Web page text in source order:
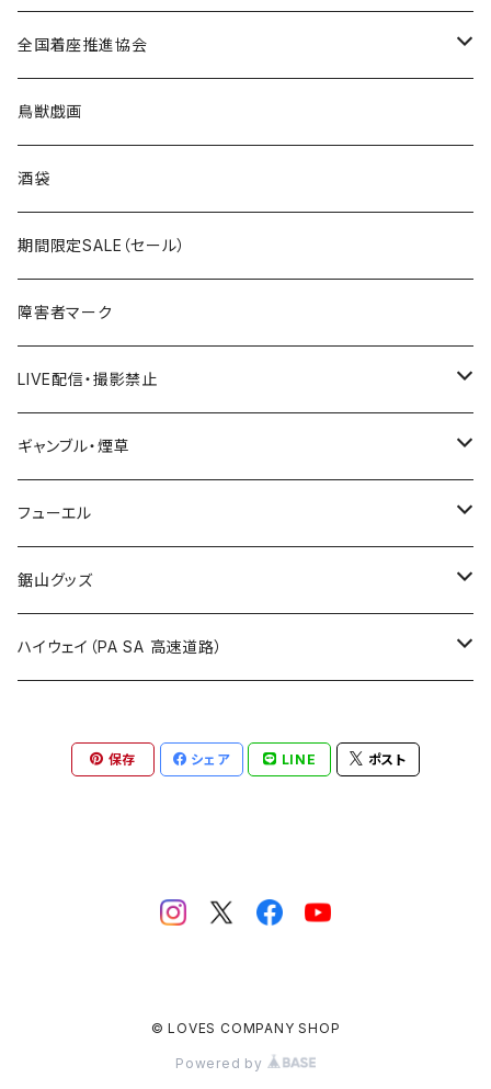
国道100～199号線
国道600～699号線
国道700～799号線
キャップ
ROUTE 0～99号線
ROUTE100～199号線
ROUTE600～699号線
ROUTE700～799号線
Tシャツ
ROUTE 0～99号線
ROUTE 100～199号線
ROUTE 600～699号線
ROUTE 700～799号線
キャップ
ROUTE 0～99号線
ROUTE 100～199号線
ROUTE 600～699号線
ROUTE 700～799号線
北海道
青森県
岩手県
宮城県
秋田県
Tシャツ
ステッカー
山形県
福島県
茨城県
栃木県
群馬県
全国着座推進協会
ステッカー
鳥獣戯画
酒袋
期間限定SALE（セール）
障害者マーク
LIVE配信・撮影禁止
LIVE配信禁止
撮影禁止
ギャンブル・煙草
ホテルキーホルダー
たばこ・禁煙ステッカー
フューエル
ステッカー
鋸山グッズ
Tシャツ
ステッカー
アクリルキーホルダー
ハイウェイ（PA SA 高速道路）
保存 シェア LINE ポスト
© LOVES COMPANY SHOP
Powered by